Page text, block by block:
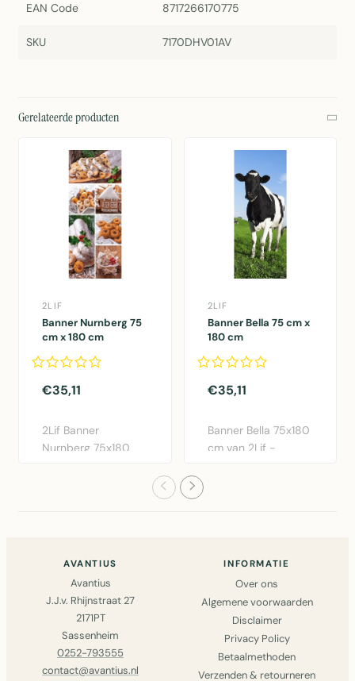
EAN Code 8717266170775
SKU 7170DHV01AV
Gerelateerde producten
2LIF
Banner Nurnberg 75
cm x 180 cm
€35,11
2Lif Banner
Nurnberg 75x180
2LIF
Banner Bella 75 cm x
180 cm
€35,11
Banner Bella 75x180
cm van 2Lif -
AVANTIUS
Avantius
J.J.v. Rhijnstraat 27
2171PT
Sassenheim
0252-793555
contact@avantius.nl
INFORMATIE
Over ons
Algemene voorwaarden
Disclaimer
Privacy Policy
Betaalmethoden
Verzenden & retourneren